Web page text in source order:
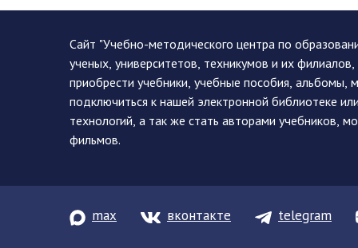
Сайт "Учебно-методического центра по
ученых, университетов, техникумов и их
приобрести учебники, учебные пособия, альбомы,
подключиться к нашей электронной библиотеке
технологий, а так же стать авторами учебников,
фильмов.
max вконтакте telegram